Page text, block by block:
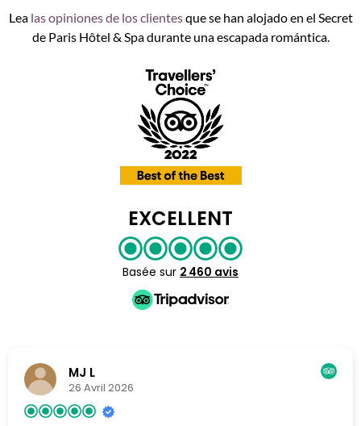
Lea las opiniones de los clientesque se han alojado en el Secret
de Paris Hôtel & Spa durante una escapada romántica.
EXCELLENT
Basée sur 2 460 avis